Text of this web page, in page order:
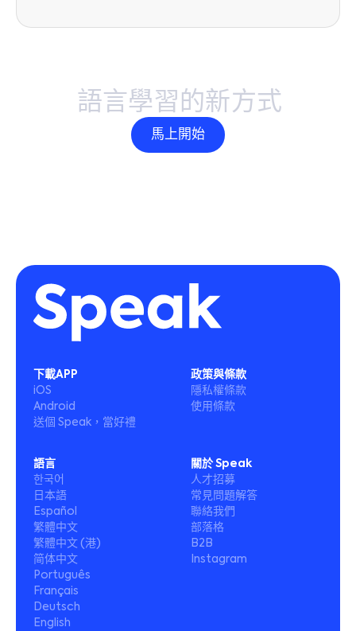
語 言 學 習 的新 方式
馬上開始
關於 Speak
人才招募
常見問題解答
聯絡我們
部落格
B2B
Instagram
政策與條款
隱私權條款
使用條款
語言
한국어
日本語
Español
繁體中文
繁體中文 (港)
简体中文
Português
Français
Deutsch
English
下載APP
iOS
Android
送個 Speak，當好禮